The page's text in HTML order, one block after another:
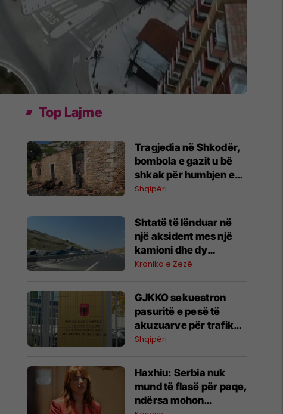
Top Lajme
Tragjedia në Shkodër,
bombola e gazit u bë
shkak për humbjen e
jetës së nënës dhe dy
Shqipëri
Shtatë të lënduar në
një aksident mes një
kamioni dhe dy
veturave në
Rugova”
Kronika e Zezë
GJKKO sekuestron
pasuritë e pesë të
akuzuarve për trafik
droge, bllokohen
llogari bankare
Shqipëri
Haxhiu: Serbia nuk
mund të flasë për paqe,
ndërsa mohon